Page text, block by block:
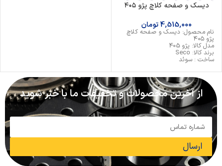
دیسک و صفحه کلاچ پژو ۴۰۵
4,515,000تومان
نام محصول: دیسک و صفحه کلاچ
پژو ۴۰۵
مدل کالا: پژو 405
برند کالا: Seco
ساخت : سوئد
از آخرین محصولات و تخفیفات ما با خبر شوید
ارسال